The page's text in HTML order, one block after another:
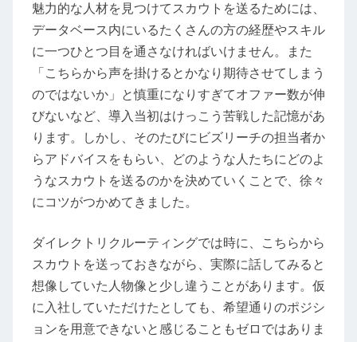
魅力的な人材を見つけてスカウトを送るためには、
データベース内にいるたくさんの方の経歴やスキル
に一つひとつ目を通さなければいけません。また
「こちらから声を掛けるとかなり期待させてしまう
のではないか」と慎重になりすぎてオファー数が伸
びないなど、導入当初はけっこう苦戦した記憶があ
ります。しかし、そのたびにビズリーチの担当者か
らアドバイスをもらい、どのような人たちにどのよ
うなスカウトを送るのかを決めていくことで、徐々
にコツがつかめてきました。
ダイレクトリクルーティングでは時に、こちらから
スカウトを送っておきながら、実際に話してみると
想像していた人物像と少し違うことがあります。仮
に入社していただけたとしても、希望通りのポジシ
ョンを用意できないと感じることもゼロではありま